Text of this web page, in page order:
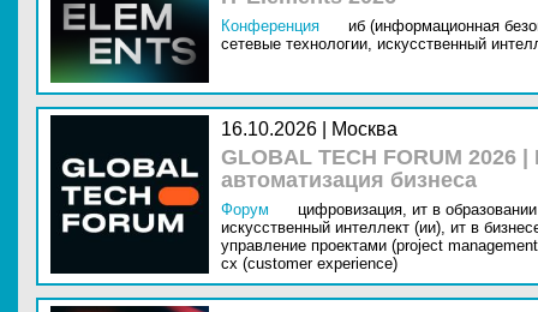
Конференция
иб (информационная
сетевые технологии, искусственный
16.10.2026 | Москва
GLOBAL TECH FORUM
автоматизация бизнеса
Форум цифровизация, ит в
искусственный интеллект (ии), ит в
управление проектами (project
cx (customer experience)